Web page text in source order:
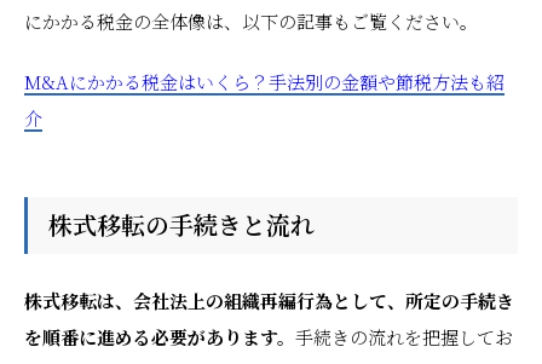
にかかる税金の全体像は、以下の記事もご覧ください。
M&Aにかかる税金はいくら？手法別の金額や節税方法も紹
介
株式移転の手続きと流れ
株式移転は、会社法上の組織再編行為として、所定の手続き
を順番に進める必要があります。 手続きの流れを把握してお